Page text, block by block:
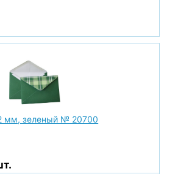
мм, зеленый № 20700